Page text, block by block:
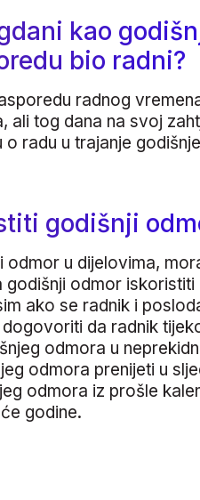
kao
bio radni?
radnog
ali tog dana na svoj
o radu u trajanje
godišnji
odmor u dijelovima,
odmor iskoristiti
ako se radnik i
da radnik
odmora u
odmora prenijeti u
odmora iz prošle
godine.